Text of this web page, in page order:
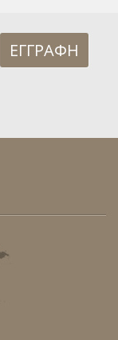
ΕΓΓΡΑΦΉ